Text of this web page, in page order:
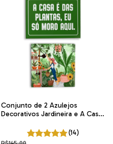
Conjunto de 2 Azulejos
Decorativos Jardineira e A Casa
Plantas | ITsLEJO
(14)